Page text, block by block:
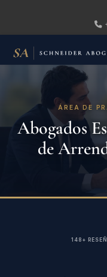
ÁREA DE
Abogados
de
148+